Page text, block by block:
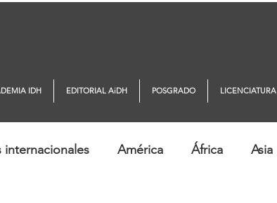
internacionales América África Asia
IDH EDITORIAL AiDH POSGRADO LICENCIATURA